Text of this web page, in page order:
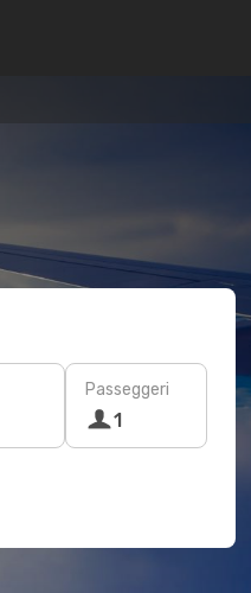
Passeggeri
1